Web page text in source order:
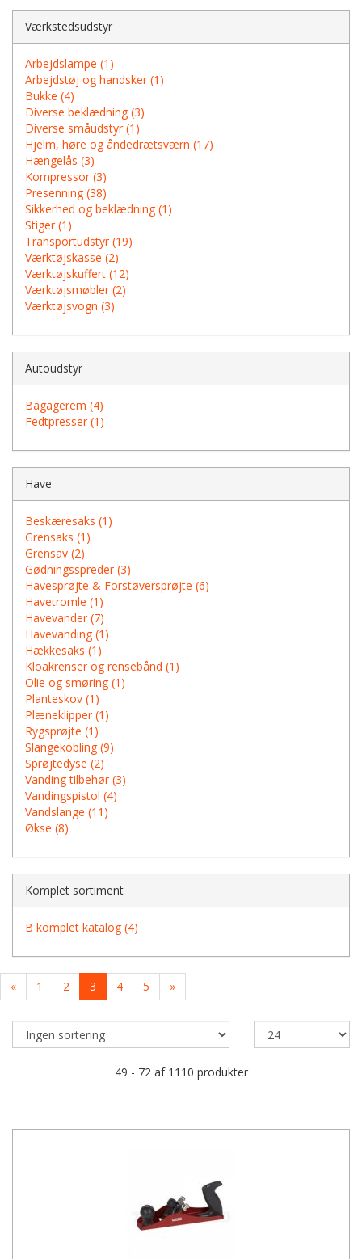
Værkstedsudstyr
Arbejdslampe (1)
Arbejdstøj og handsker (1)
Bukke (4)
Diverse beklædning (3)
Diverse småudstyr (1)
Hjelm, høre og åndedrætsværn (17)
Hængelås (3)
Kompressor (3)
Presenning (38)
Sikkerhed og beklædning (1)
Stiger (1)
Transportudstyr (19)
Værktøjskasse (2)
Værktøjskuffert (12)
Værktøjsmøbler (2)
Værktøjsvogn (3)
Autoudstyr
Bagagerem (4)
Fedtpresser (1)
Have
Beskæresaks (1)
Grensaks (1)
Grensav (2)
Gødningsspreder (3)
Havesprøjte & Forstøversprøjte (6)
Havetromle (1)
Havevander (7)
Havevanding (1)
Hækkesaks (1)
Kloakrenser og rensebånd (1)
Olie og smøring (1)
Planteskov (1)
Plæneklipper (1)
Rygsprøjte (1)
Slangekobling (9)
Sprøjtedyse (2)
Vanding tilbehør (3)
Vandingspistol (4)
Vandslange (11)
Økse (8)
Komplet sortiment
B komplet katalog (4)
« 1 2 3 4 5 »
49 - 72 af 1110 produkter